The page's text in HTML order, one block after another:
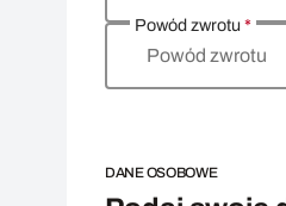
Powód zwrotu*
Powód zwrotu
DANE OSOBOWE